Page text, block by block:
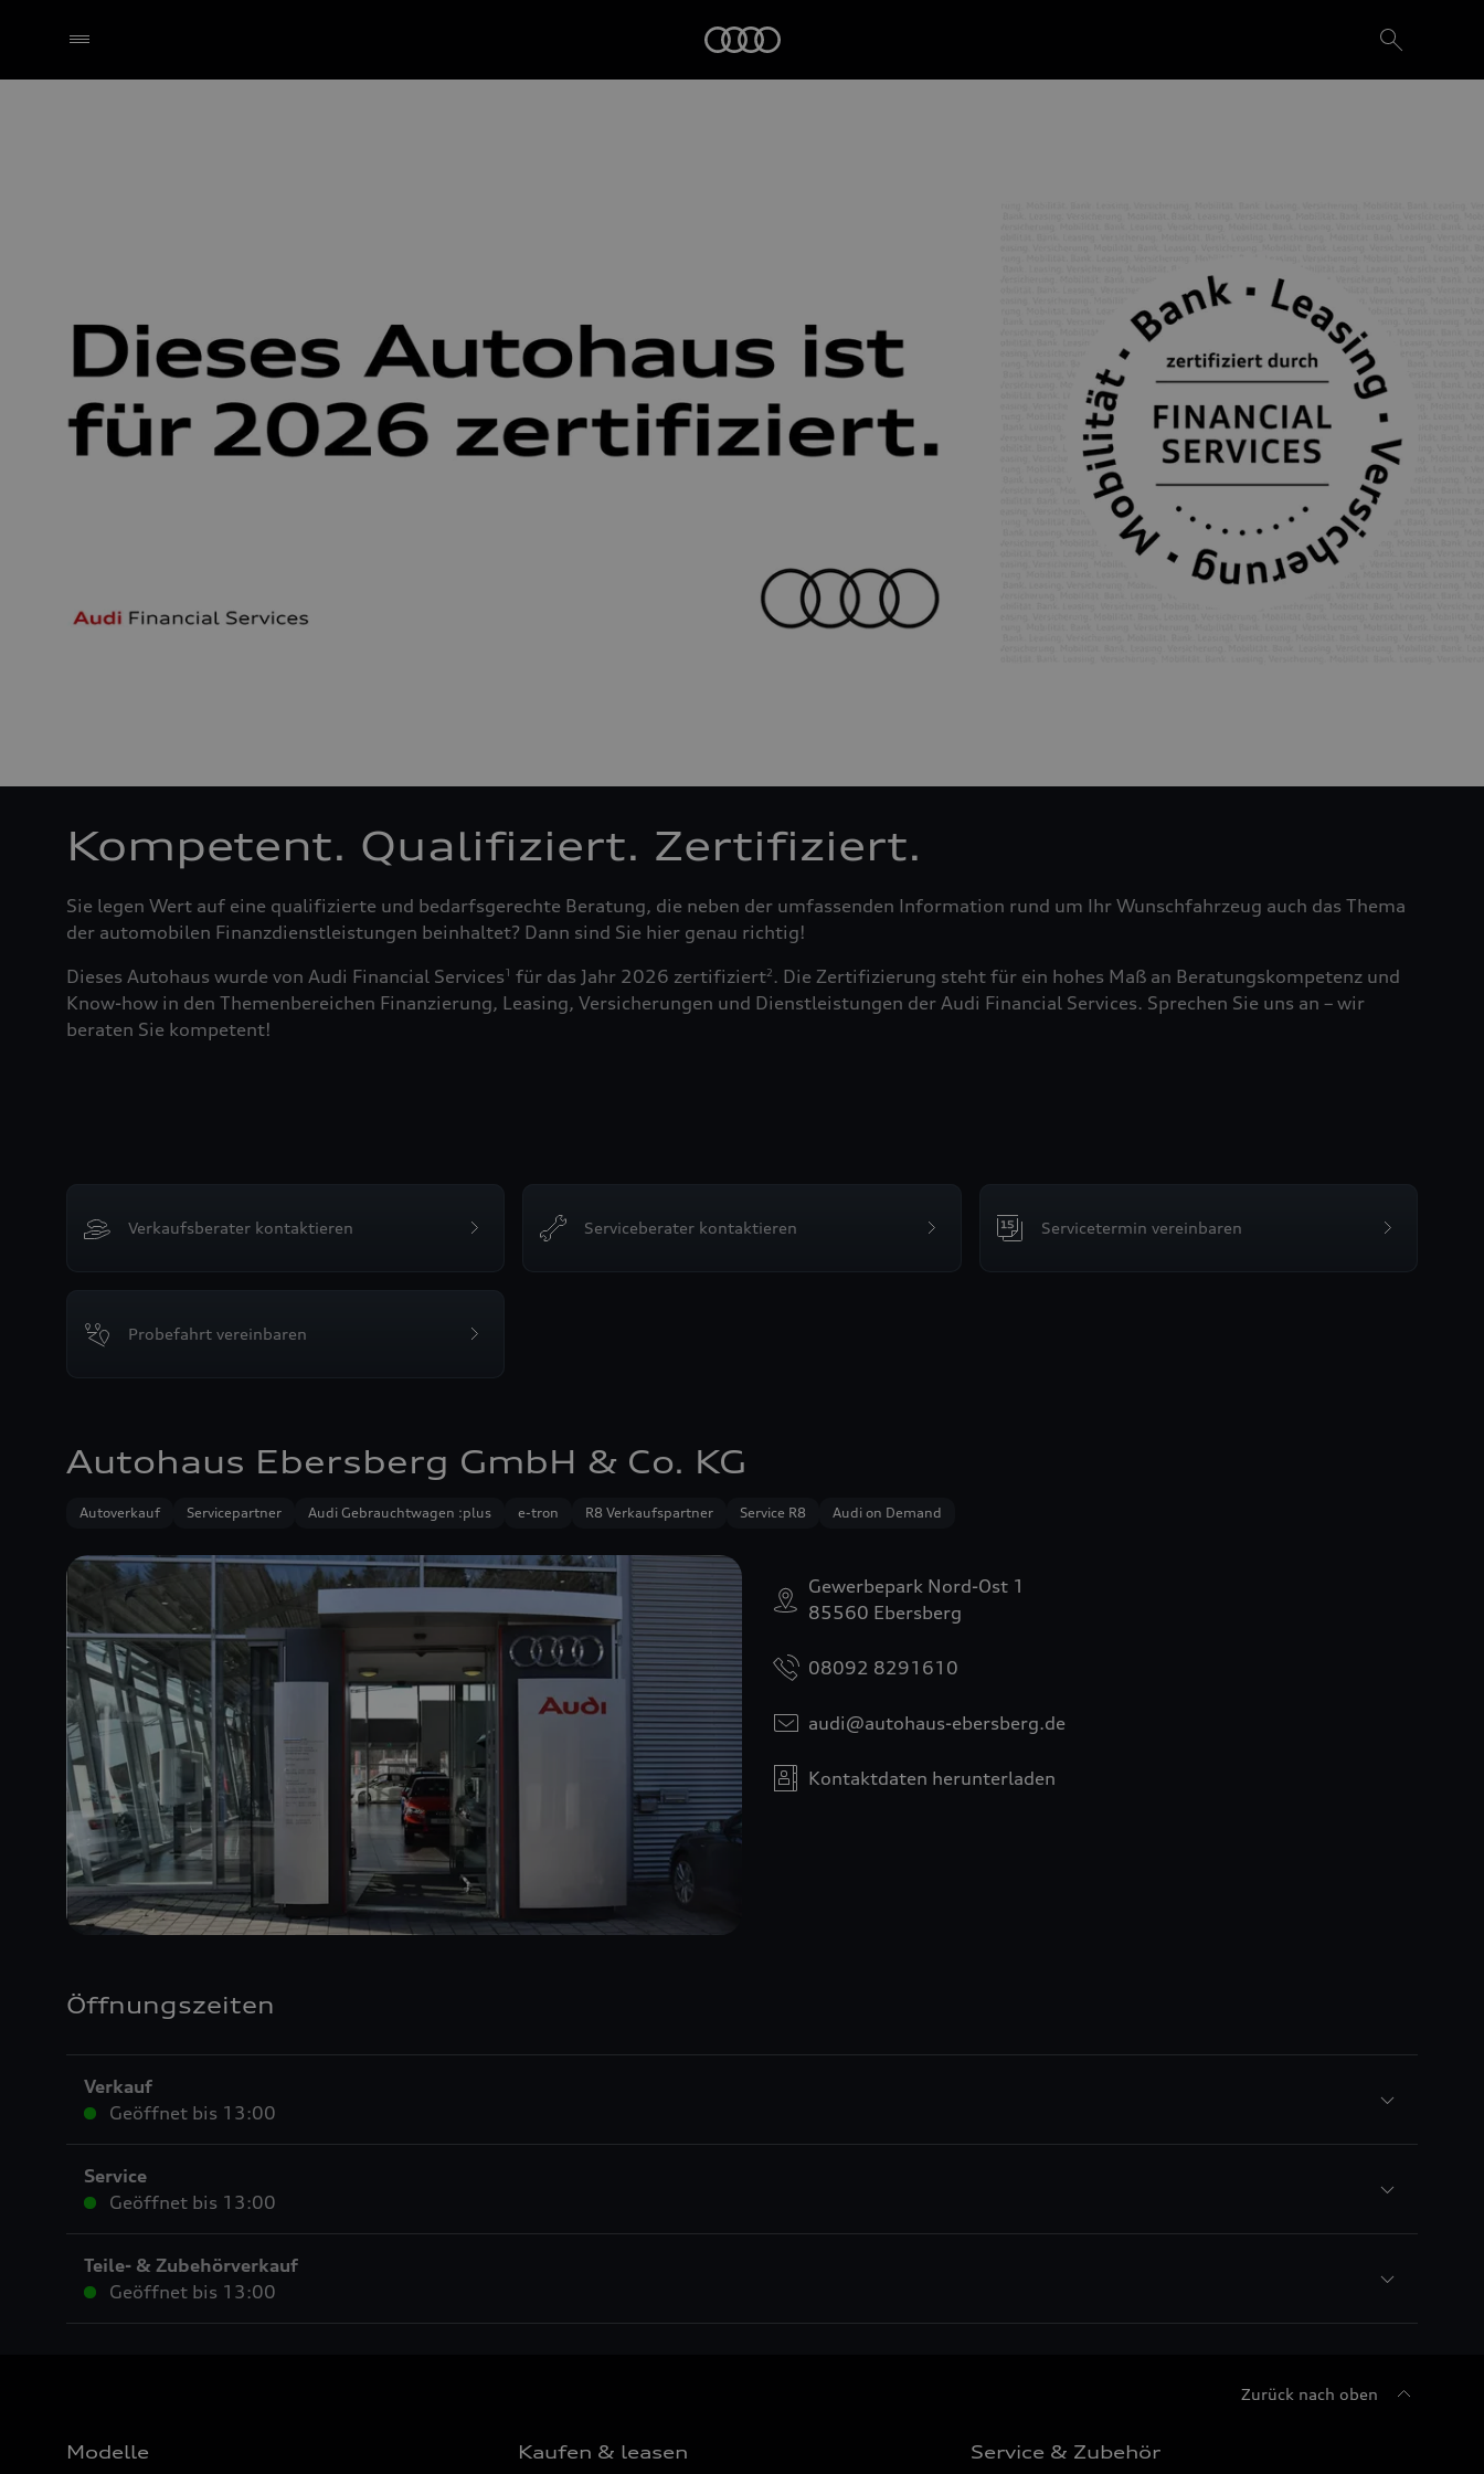
Kompetent. Qualifiziert. Zertifiziert.
Sie legen Wert auf eine qualifizierte und bedarfsgerechte Beratung, die neben der umfassenden Information rund um Ihr Wunschfahrzeug auch das Thema
der automobilen Finanzdienstleistungen beinhaltet? Dann sind Sie hier genau richtig!
Dieses Autohaus wurde von Audi Financial Services1 für das Jahr 2026 zertifiziert2. Die Zertifizierung steht für ein hohes Maß an Beratungskompetenz und
Know-how in den Themenbereichen Finanzierung, Leasing, Versicherungen und Dienstleistungen der Audi Financial Services. Sprechen Sie uns an – wir
beraten Sie kompetent!
Verkaufsberater kontaktieren Serviceberater kontaktieren Servicetermin vereinbaren
Probefahrt vereinbaren
Autohaus Ebersberg GmbH & Co. KG
Autoverkauf Servicepartner Audi Gebrauchtwagen :plus e-tron R8 Verkaufspartner Service R8 Audi on Demand
Gewerbepark Nord-Ost 1
85560 Ebersberg
08092 8291610
audi@autohaus-ebersberg.de
Kontaktdaten herunterladen
Öffnungszeiten
Verkauf
Geöffnet bis 13:00
Service
Geöffnet bis 13:00
Teile- & Zubehörverkauf
Geöffnet bis 13:00
Zurück nach oben
Modelle Kaufen & leasen Service & Zubehör